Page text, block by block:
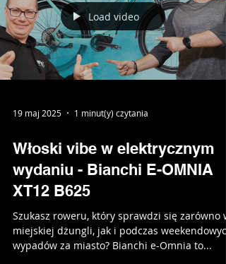
Load video
19 maj 2025 1 minut(y) czytania
Włoski vibe w elektrycznym